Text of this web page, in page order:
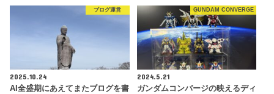
ブログ運営
2025.10.24
AI全盛期にあえてまたブログを書
GUNDAM CONVERGE
2024.5.21
ガンダムコンバージの映えるディ